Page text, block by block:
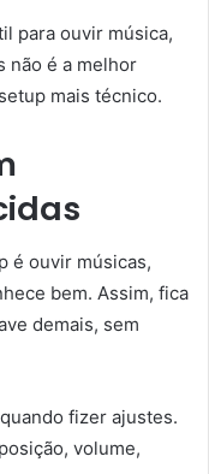
para ouvir música,
não é a melhor
mais técnico.
é ouvir músicas,
bem. Assim, fica
demais, sem
fizer ajustes.
volume,